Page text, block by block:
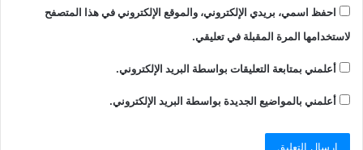
احفظ اسمي، بريدي الإلكتروني، والموقع الإلكتروني في هذا المتصفح
لاستخدامها المرة المقبلة في تعليقي.
أعلمني بمتابعة التعليقات بواسطة البريد الإلكتروني.
أعلمني بالمواضيع الجديدة بواسطة البريد الإلكتروني.